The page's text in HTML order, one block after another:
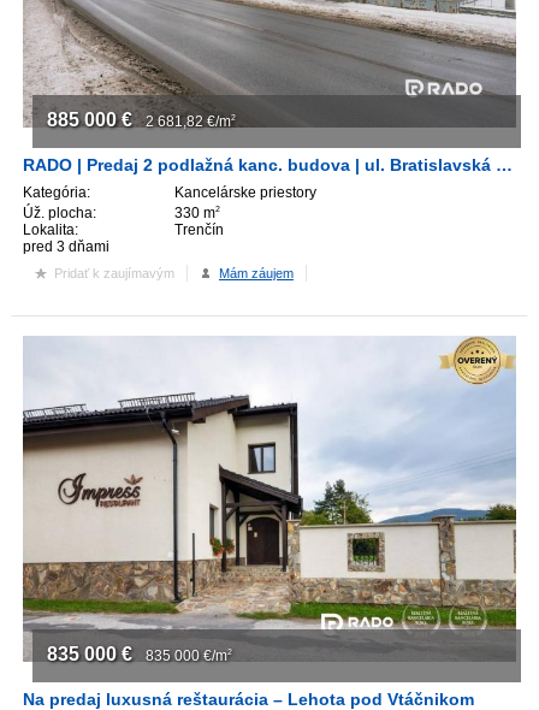
ZVÝRAZNENIE REALITNÝCH INZERÁTOV
REKLAMA
PARTNERI
OBCHODNÉ PODMIENKY
KONTAKT
PRIPOMIENKY
RADO | Predaj 2 podlažná kanc. budova | ul. Bratislavská | Trenčín
Kategória:
Kancelárske priestory
Úž. plocha:
330 m2
Lokalita:
Trenčín
pred 3 dňami
885 000 € 2 681,82 €/m2
Pridať k zaujímavým Mám záujem
Na predaj luxusná reštaurácia – Lehota pod Vtáčnikom
835 000 € 835 000 €/m2